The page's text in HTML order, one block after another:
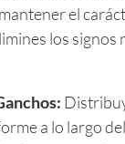
el
los signos
a lo largo